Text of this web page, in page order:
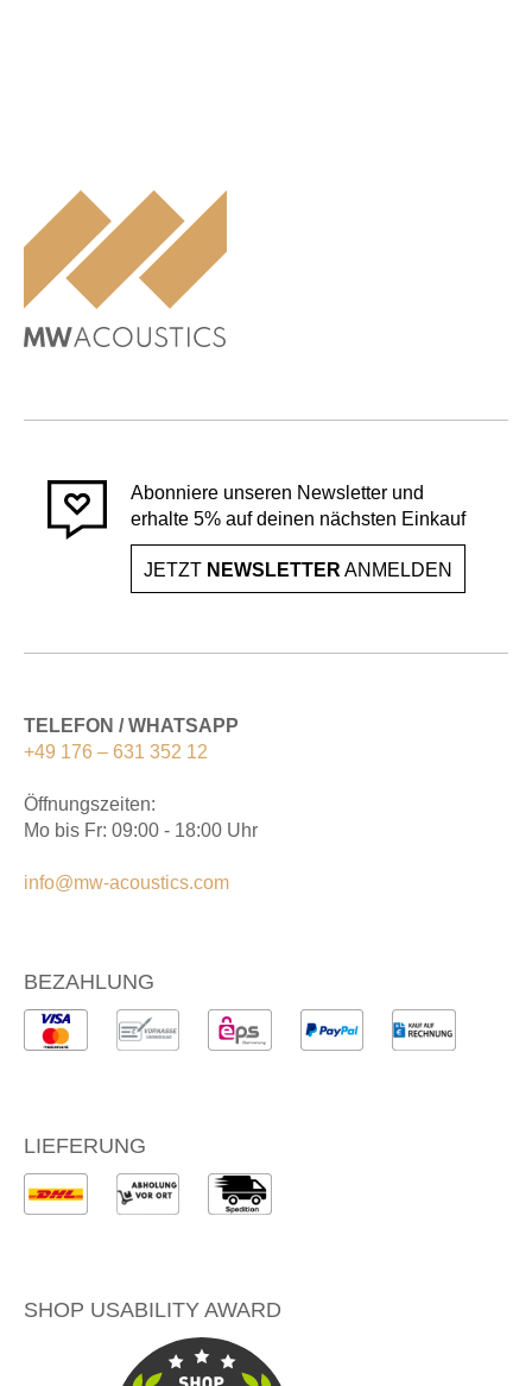
Abonniere unseren Newsletter und
erhalte 5% auf deinen nächsten Einkauf
JETZT NEWSLETTER ANMELDEN
TELEFON / WHATSAPP
+49 176 – 631 352 12
Öffnungszeiten:
Mo bis Fr: 09:00 - 18:00 Uhr
info@mw-acoustics.com
BEZAHLUNG
LIEFERUNG
SHOP USABILITY AWARD